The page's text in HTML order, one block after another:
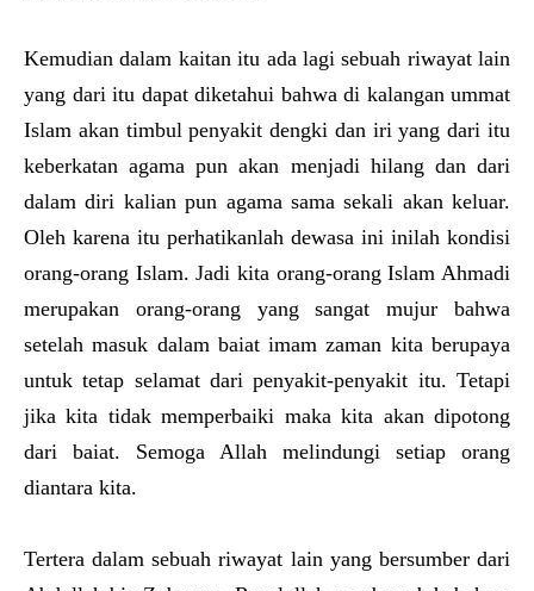
Kemudian dalam kaitan itu ada lagi sebuah riwayat lain
yang dari itu dapat diketahui bahwa di kalangan ummat
Islam akan timbul penyakit dengki dan iri yang dari itu
keberkatan agama pun akan menjadi hilang dan dari
dalam diri kalian pun agama sama sekali akan keluar.
Oleh karena itu perhatikanlah dewasa ini inilah kondisi
orang-orang Islam. Jadi kita orang-orang Islam Ahmadi
merupakan orang-orang yang sangat mujur bahwa
setelah masuk dalam baiat imam zaman kita berupaya
untuk tetap selamat dari penyakit-penyakit itu. Tetapi
jika kita tidak memperbaiki maka kita akan dipotong
dari baiat. Semoga Allah melindungi setiap orang
diantara kita.
Tertera dalam sebuah riwayat lain yang bersumber dari